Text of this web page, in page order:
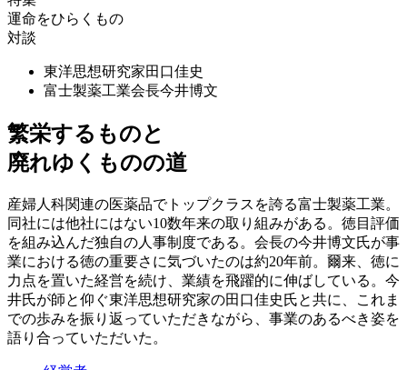
運命をひらくもの
対談
東洋思想研究家田口佳史
富士製薬工業会長今井博文
繁栄するものと
廃れゆくものの道
産婦人科関連の医薬品でトップクラスを誇る富士製薬工業。
同社には他社にはない10数年来の取り組みがある。徳目評価
を組み込んだ独自の人事制度である。会長の今井博文氏が事
業における徳の重要さに気づいたのは約20年前。爾来、徳に
力点を置いた経営を続け、業績を飛躍的に伸ばしている。今
井氏が師と仰ぐ東洋思想研究家の田口佳史氏と共に、これま
での歩みを振り返っていただきながら、事業のあるべき姿を
語り合っていただいた。